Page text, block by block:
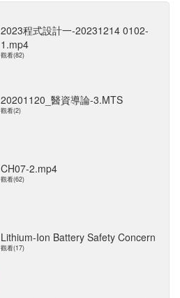
2023程式設計一-20231214 0102-
1.mp4
觀看(82)
20201120_醫資導論-3.MTS
觀看(2)
CH07-2.mp4
觀看(62)
Lithium-Ion Battery Safety Concern
觀看(17)